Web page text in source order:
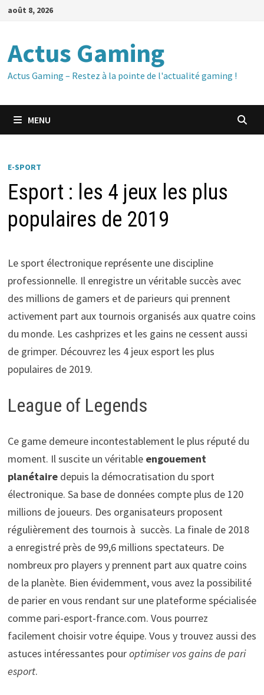
Passer
août 8, 2026
Actus Gaming
Actus Gaming – Restez à la pointe de l'actualité gaming !
MENU
E-SPORT
Esport : les 4 jeux les plus
populaires de 2019
Le sport électronique représente une discipline
professionnelle. Il enregistre un véritable succès avec
des millions de gamers et de parieurs qui prennent
activement part aux tournois organisés aux quatre coins
du monde. Les cashprizes et les gains ne cessent aussi
de grimper. Découvrez les 4 jeux esport les plus
populaires de 2019.
League of Legends
Ce game demeure incontestablement le plus réputé du
moment. Il suscite un véritable engouement
planétairedepuis la démocratisation du sport
électronique. Sa base de données compte plus de 120
millions de joueurs. Des organisateurs proposent
régulièrement des tournois à succès. La finale de 2018
a enregistré près de 99,6 millions spectateurs. De
nombreux pro players y prennent part aux quatre coins
de la planète. Bien évidemment, vous avez la possibilité
de parier en vous rendant sur une plateforme spécialisée
comme pari-esport-france.com. Vous pourrez
facilement choisir votre équipe. Vous y trouvez aussi des
astuces intéressantes pouroptimiser vos gains de pari
esport.